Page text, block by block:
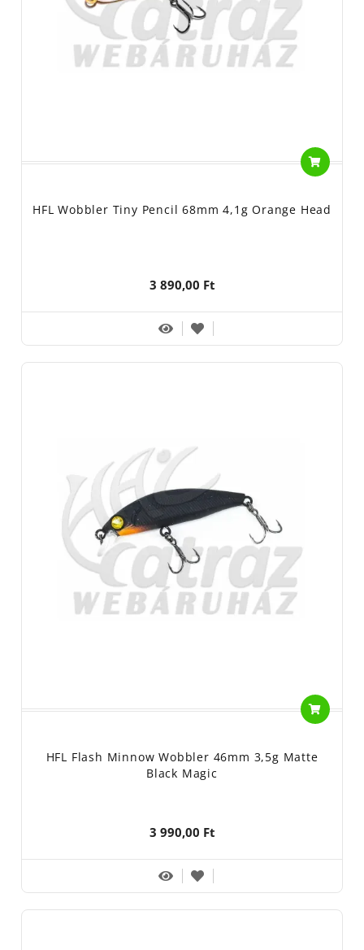
HFL Wobbler Tiny Pencil 68mm 4,1g Orange Head
3 890,00 Ft
HFL Flash Minnow Wobbler 46mm 3,5g Matte
Black Magic
3 990,00 Ft